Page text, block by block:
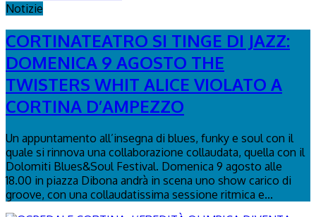
Notizie
CORTINATEATRO SI TINGE DI JAZZ:
DOMENICA 9 AGOSTO THE
TWISTERS WHIT ALICE VIOLATO A
CORTINA D’AMPEZZO
Un appuntamento all’insegna di blues, funky e soul con il
quale si rinnova una collaborazione collaudata, quella con il
Dolomiti Blues&Soul Festival. Domenica 9 agosto alle
18.00 in piazza Dibona andrà in scena uno show carico di
groove, con una collaudatissima sessione ritmica e...